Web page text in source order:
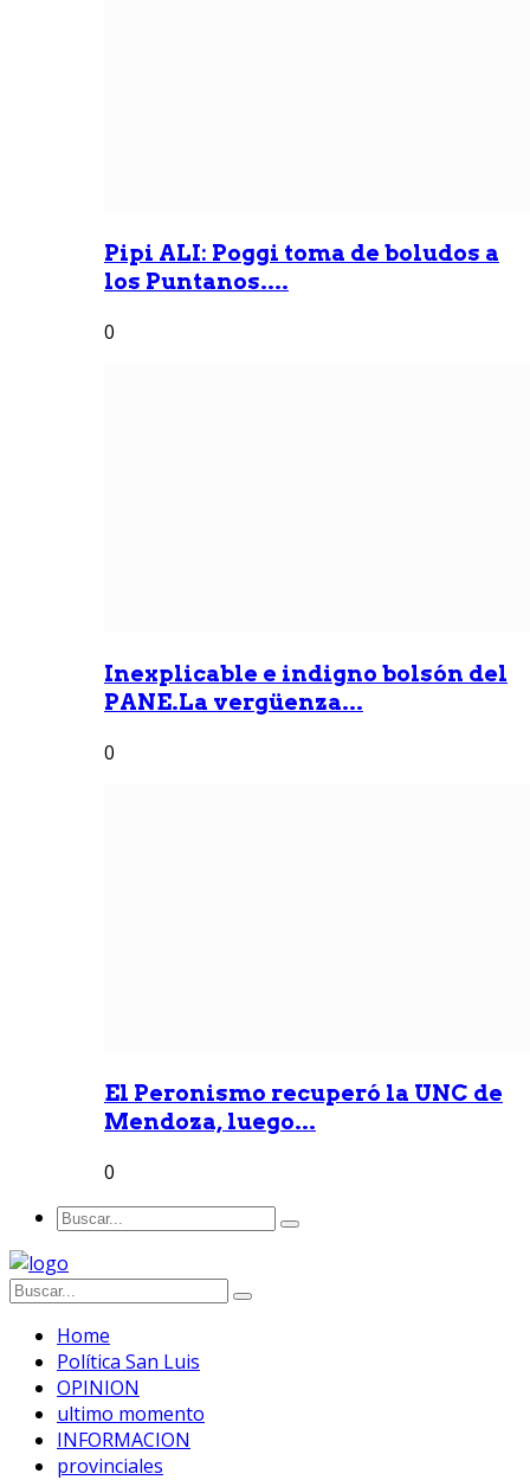
Pipi ALI: Poggi toma de boludos a
los Puntanos....
0
Inexplicable e indigno bolsón del
PANE.La vergüenza...
0
El Peronismo recuperó la UNC de
Mendoza, luego...
0
Home
Política San Luis
OPINION
ultimo momento
INFORMACION
provinciales